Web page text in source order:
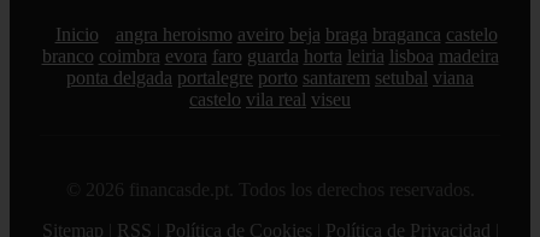
Inicio angra heroismo aveiro beja braga braganca castelo
branco coimbra evora faro guarda horta leiria lisboa madeira
ponta delgada portalegre porto santarem setubal viana
castelo vila real viseu
© 2026 financasde.pt. Todos los derechos reservados.
Sitemap
RSS Política de Cookies Política de Privacidad